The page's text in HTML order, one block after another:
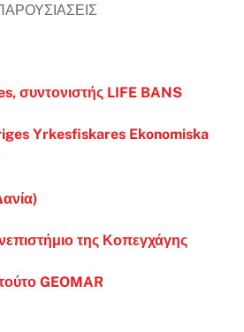
συντονιστής LIFE BANS
Yrkesfiskares Ekonomiska
της Κοπεγχάγης
GEOMAR